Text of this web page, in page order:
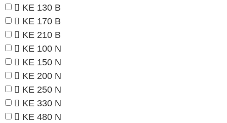
KE 130 B
KE 170 B
KE 210 B
KE 100 N
KE 150 N
KE 200 N
KE 250 N
KE 330 N
KE 480 N